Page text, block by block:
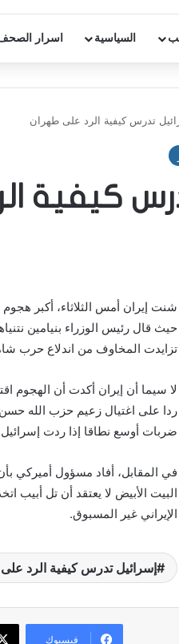
السياسية اسرار
تدرس كيفية الرد على طهران
كيفية
شنت إيران أمس الثلاثاء، أكبر هجوم
حيث قال رئيس الوزراء بنيامين
تزايدت المخاوف من اندلاع حرب
لا سيما أن إيران أكدت أن الهجوم
ردا على اغتيال زعيم حزب الله
ضربات أوسع نطاقا إذا ردت
في المقابل، أفاد مسؤول أميركي
البيت الأبيض لا يعتقد أن تل أبيب
الإيراني غير المسبوق.
إسرائيل تدرس كيفية الرد
فيسبوك